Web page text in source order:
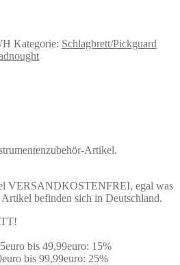
Kategorie: Schlagbrett/Pickguard
Artikel.
VERSANDKOSTENFREI, egal was
befinden sich in Deutschland.
bis 49,99euro: 15%
bis 99,99euro: 25%